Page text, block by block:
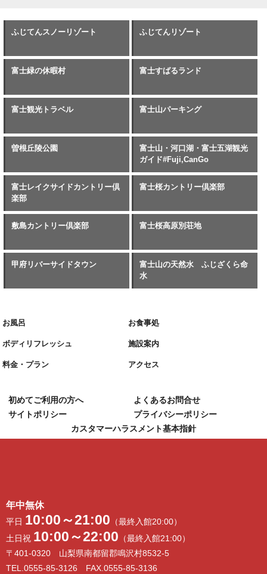
ふじてんスノーリゾート ふじてんリゾート
富士緑の休暇村 富士すばるランド
富士観光トラベル 富士山パーキング
曽根丘陵公園
富士山・河口湖・富士五湖観光
ガイド#Fuji,CanGo
富士レイクサイドカントリー倶
楽部
富士桜カントリー倶楽部
敷島カントリー倶楽部 富士桜高原別荘地
甲府リバーサイドタウン
富士山の天然水 ふじざくら命
水
お風呂 お食事処
ボディリフレッシュ 施設案内
料金・プラン アクセス
初めてご利用の方へ
よくあるお問合せ
サイトポリシー
プライバシーポリシー
カスタマーハラスメント基本指針
年中無休
平日 10:00～21:00 （最終入館20:00）
土日祝 10:00～22:00 （最終入館21:00）
〒401-0320 山梨県南都留郡鳴沢村8532-5
TEL.0555-85-3126 FAX.0555-85-3136